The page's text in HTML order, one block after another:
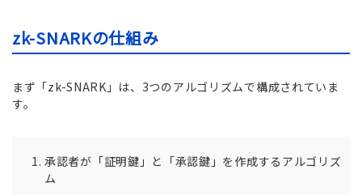
zk-SNARKの仕組み
まず「zk-SNARK」は、3つのアルゴリズムで構成されていま
す。
承認者が「証明鍵」と「承認鍵」を作成するアルゴリズ
ム